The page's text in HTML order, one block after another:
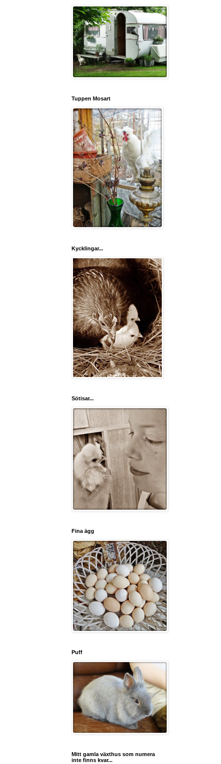
Tuppen Mosart
Kycklingar...
Sötisar...
Fina ägg
Puff
Mitt gamla växthus som numera
inte finns kvar...